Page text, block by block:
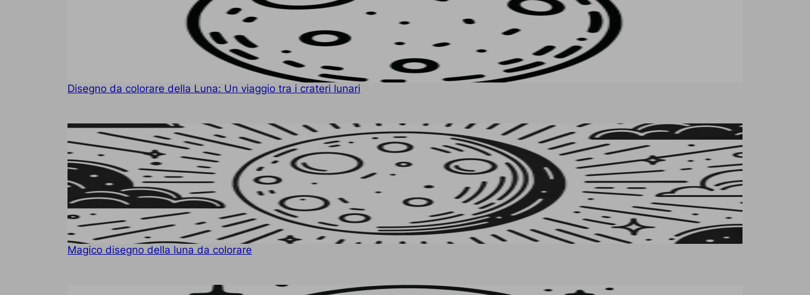
Disegno da colorare della Luna: Un viaggio tra i crateri lunari
Magico disegno della luna da colorare